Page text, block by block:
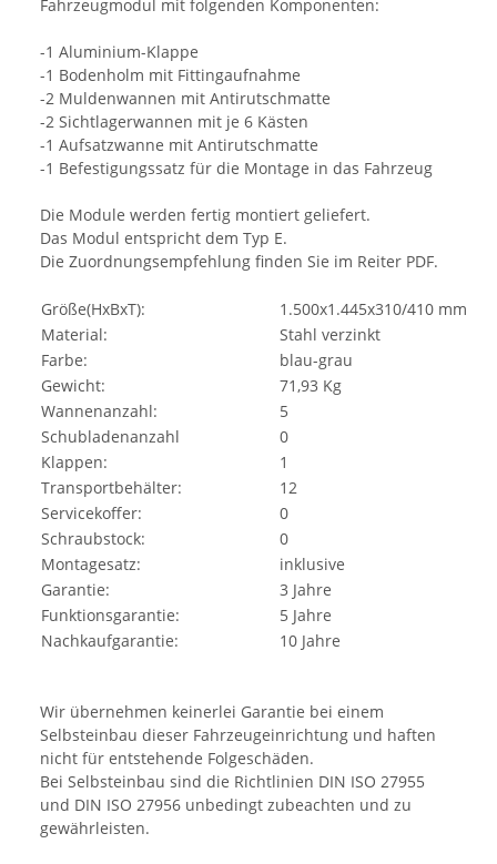
Fahrzeugmodul mit folgenden Komponenten:
-1 Aluminium-Klappe
-1 Bodenholm mit Fittingaufnahme
-2 Muldenwannen mit Antirutschmatte
-2 Sichtlagerwannen mit je 6 Kästen
-1 Aufsatzwanne mit Antirutschmatte
-1 Befestigungssatz für die Montage in das Fahrzeug
Die Module werden fertig montiert geliefert.
Das Modul entspricht dem Typ E.
Die Zuordnungsempfehlung finden Sie im Reiter PDF.
Größe(HxBxT):
1.500x1.445x310/410 mm
Material:
Stahl verzinkt
Farbe:
blau-grau
Gewicht:
71,93 Kg
Wannenanzahl:
5
Schubladenanzahl
0
Klappen:
1
Transportbehälter:
12
Servicekoffer:
0
Schraubstock:
0
Montagesatz:
inklusive
Garantie:
3 Jahre
Funktionsgarantie:
5 Jahre
Nachkaufgarantie:
10 Jahre
Wir übernehmen keinerlei Garantie bei einem
Selbsteinbau dieser Fahrzeugeinrichtung und haften
nicht für entstehende Folgeschäden.
Bei Selbsteinbau sind die Richtlinien DIN ISO 27955
und DIN ISO 27956 unbedingt zubeachten und zu
gewährleisten.